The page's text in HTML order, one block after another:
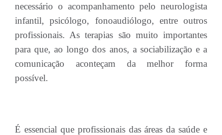
necessário o acompanhamento pelo neurologista
infantil, psicólogo, fonoaudiólogo, entre outros
profissionais. As terapias são muito importantes
para que, ao longo dos anos, a sociabilização e a
comunicação aconteçam da melhor forma
possível.
É essencial que profissionais das áreas da saúde e